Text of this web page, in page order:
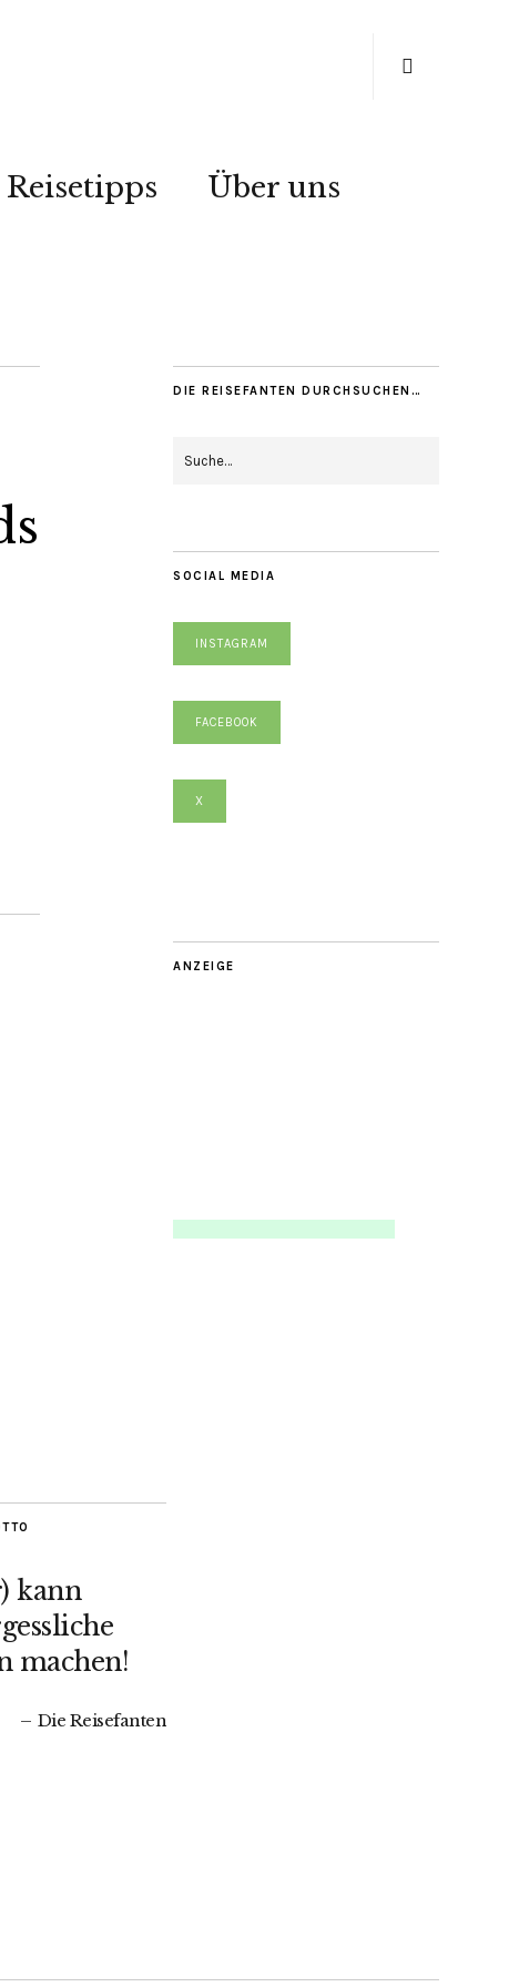
Reisetipps Über uns
DIE REISEFANTEN DURCHSUCHEN…
SOCIAL MEDIA
INSTAGRAM
FACEBOOK
X
ANZEIGE
kann
machen!
Die Reisefanten